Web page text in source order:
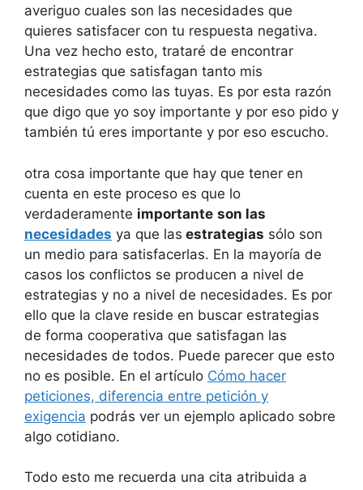
averiguo cuales son las necesidades que
quieres satisfacer con tu respuesta negativa.
Una vez hecho esto, trataré de encontrar
estrategias que satisfagan tanto mis
necesidades como las tuyas. Es por esta razón
que digo que yo soy importante y por eso pido y
también tú eres importante y por eso escucho.
otra cosa importante que hay que tener en
cuenta en este proceso es que lo
verdaderamente importante son las
necesidades ya que las estrategias sólo son
un medio para satisfacerlas. En la mayoría de
casos los conflictos se producen a nivel de
estrategias y no a nivel de necesidades. Es por
ello que la clave reside en buscar estrategias
de forma cooperativa que satisfagan las
necesidades de todos. Puede parecer que esto
no es posible. En el artículo Cómo hacer
peticiones, diferencia entre petición y
exigencia podrás ver un ejemplo aplicado sobre
algo cotidiano.
Todo esto me recuerda una cita atribuida a